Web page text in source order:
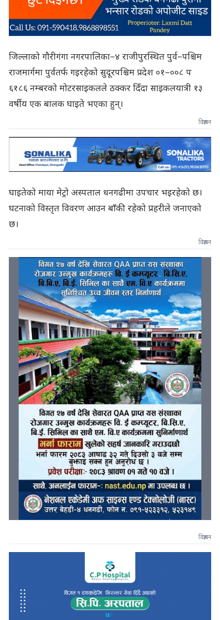
जिल्लाको गौरीगंगा नगरपालिका–४ राजीपुरस्थित पुर्व–पश्चिम
राजमार्गमा पुर्वतर्फ गइरहेको सुदूरपश्चिम प्रदेश ०१–००८ प
६१८६ नम्बरको मोटरसाइकलले ठक्कर दिँदा साइकलयात्री १३
वर्षीय एक बालक घाइते भएका हुन्।
विज्ञापन
घाइतेको माया मेट्रो अस्पताल धनगढीमा उपचार भइरहेको छ।
घटनाको विस्तृत विवरण आउन बाँकी रहेको प्रहरीले जनाएको
छ।
विज्ञापन
विज्ञापन